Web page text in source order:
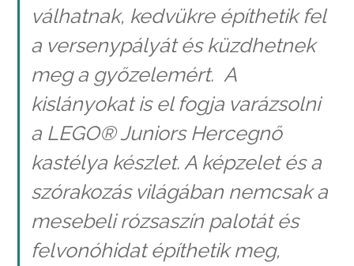
válhatnak, kedvükre építhetik fel
a versenypályát és küzdhetnek
meg a győzelemért. A
kislányokat is el fogja varázsolni
a LEGO® Juniors Hercegnő
kastélya készlet. A képzelet és a
szórakozás világában nemcsak a
mesebeli rózsaszín palotát és
felvonóhidat építhetik meg,